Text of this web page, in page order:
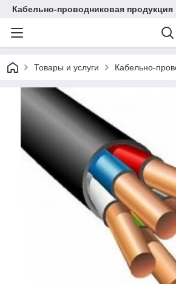
Кабельно-проводниковая продукция
Товары и услуги Кабельно-